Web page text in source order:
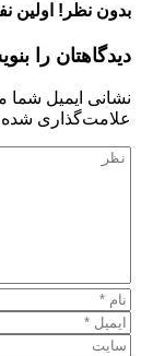
اولین نفر باشید
را بنویسید
شما منتشر
شده‌اند*